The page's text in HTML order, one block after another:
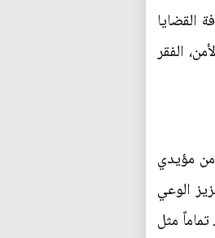
القضايا
الفقر
من مؤيدي
الوعي
مثل